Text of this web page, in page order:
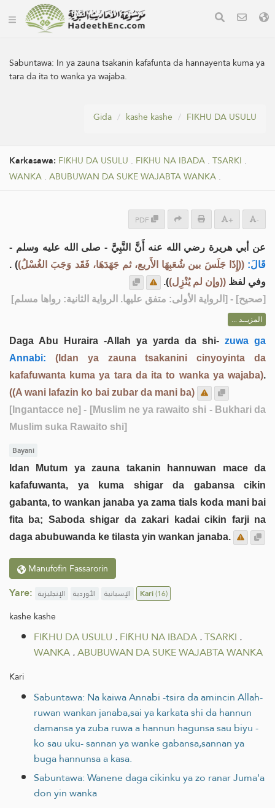
Sabuntawa: In ya zauna tsakanin kafafunta da hannayenta kuma ya
tara da ita to wanka ya wajaba.
Gida kashe kashe FIƘHU DA USULU
Karkasawa: FIƘHU DA USULU . FIƘHU NA IBADA . TSARKI .
WANKA . ABUBUWAN DA SUKE WAJABTA WANKA .
PDF + -
عن أبي هريرة رضي الله عنه أَنَّ النَّبِيَّ - صلى الله عليه وسلم -
قَالَ: ((إِذَا جَلَسَ بين شُعَبِهَا الأَربع، ثم جَهَدَهَا، فَقَد وَجَبَ الغُسْلُ)) .
وفي لفظ ((وإن لم يُنْزِل)).
[صحيح] - [الرواية الأولى: متفق عليها. الرواية الثانية: رواها مسلم]
المزيــد ...
Daga Abu Huraira -Allah ya yarda da shi- zuwa ga
Annabi:
(Idan ya zauna tsakanini cinyoyinta da
kafafuwanta kuma ya tara da ita to wanka ya wajaba).
((A wani lafazin ko bai zubar da mani ba)
[Ingantacce ne] - [Muslim ne ya rawaito shi - Bukhari da
Muslim suka Rawaito shi]
Bayani
Idan Mutum ya zauna takanin hannuwan mace da
kafafuwanta, ya kuma shigar da gabansa cikin
gabanta, to wankan janaba ya zama tials koda mani bai
fita ba; Saboda shigar da zakari kadai cikin farji na
daga abubuwanda ke tilasta yin wankan janaba.
Manufofin Fassarorin
Yare: الإنجليزية الأوردية الإسبانية Kari(16)
kashe kashe
FIƘHU DA USULU .FIƘHU NA IBADA.TSARKI .
WANKA.ABUBUWAN DA SUKE WAJABTA WANKA
Kari
Sabuntawa: Na kaiwa Annabi -tsira da amincin Allah-
ruwan wankan janaba,sai ya karkata shi da hannun
damansa ya zuba ruwa a hannun hagunsa sau biyu -
ko sau uku- sannan ya wanke gabansa,sannan ya
buga hannunsa a kasa.
Sabuntawa: Wanene daga cikinku ya zo ranar Juma'a
don yin wanka